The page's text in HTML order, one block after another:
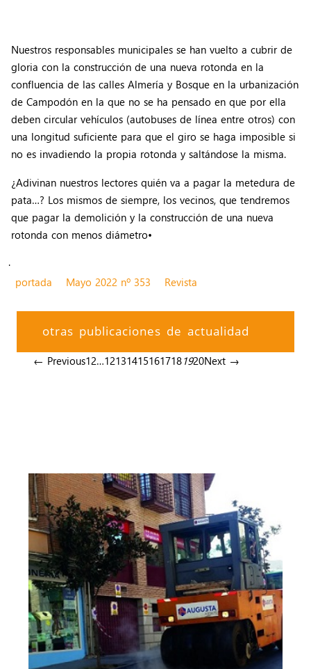
Nuestros responsables municipales se han vuelto a cubrir de
gloria con la construcción de una nueva rotonda en la
confluencia de las calles Almería y Bosque en la urbanización
de Campodón en la que no se ha pensado en que por ella
deben circular vehículos (autobuses de línea entre otros) con
una longitud suficiente para que el giro se haga imposible si
no es invadiendo la propia rotonda y saltándose la misma.
¿Adivinan nuestros lectores quién va a pagar la metedura de
pata…? Los mismos de siempre, los vecinos, que tendremos
que pagar la demolición y la construcción de una nueva
rotonda con menos diámetro•
.
portada
Mayo 2022 nº 353 Revista
otras publicaciones de actualidad
← Previous12…121314151617181920Next →